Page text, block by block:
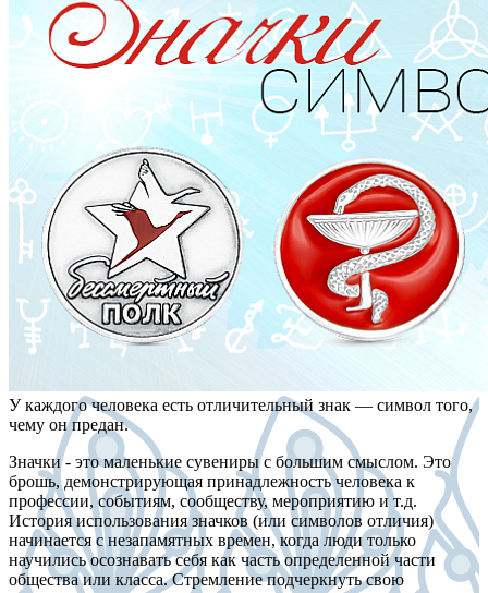
У каждого человека есть отличительный знак — символ того,
чему он предан.
Значки - это маленькие сувениры с большим смыслом. Это
брошь, демонстрирующая принадлежность человека к
профессии, событиям, сообществу, мероприятию и т.д.
История использования значков (или символов отличия)
начинается с незапамятных времен, когда люди только
научились осознавать себя как часть определенной части
общества или класса. Стремление подчеркнуть свою